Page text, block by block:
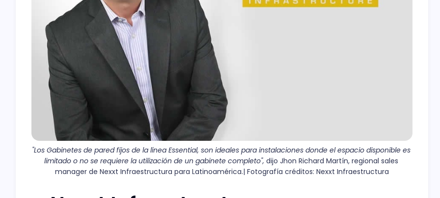
"Los Gabinetes de pared fijos de la línea Essential, son ideales para instalaciones donde el espacio disponible es
limitado o no se requiere la utilización de un gabinete completo", dijo Jhon Richard Martín, regional sales
manager de Nexxt Infraestructura para Latinoamérica.| Fotografía créditos: Nexxt Infraestructura